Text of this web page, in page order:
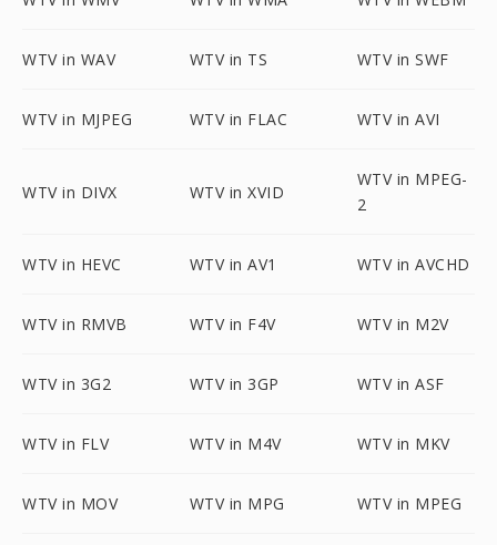
WTV in WAV WTV in TS WTV in SWF
WTV in MJPEG WTV in FLAC WTV in AVI
WTV in DIVX WTV in XVID
WTV in MPEG-
2
WTV in HEVC WTV in AV1 WTV in AVCHD
WTV in RMVB WTV in F4V WTV in M2V
WTV in 3G2 WTV in 3GP WTV in ASF
WTV in FLV WTV in M4V WTV in MKV
WTV in MOV WTV in MPG WTV in MPEG